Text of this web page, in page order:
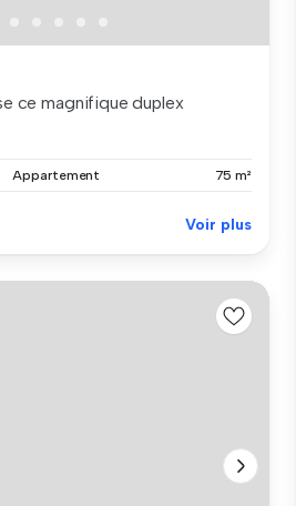
ce magnifique duplex
Appartement 75 m²
Voir plus